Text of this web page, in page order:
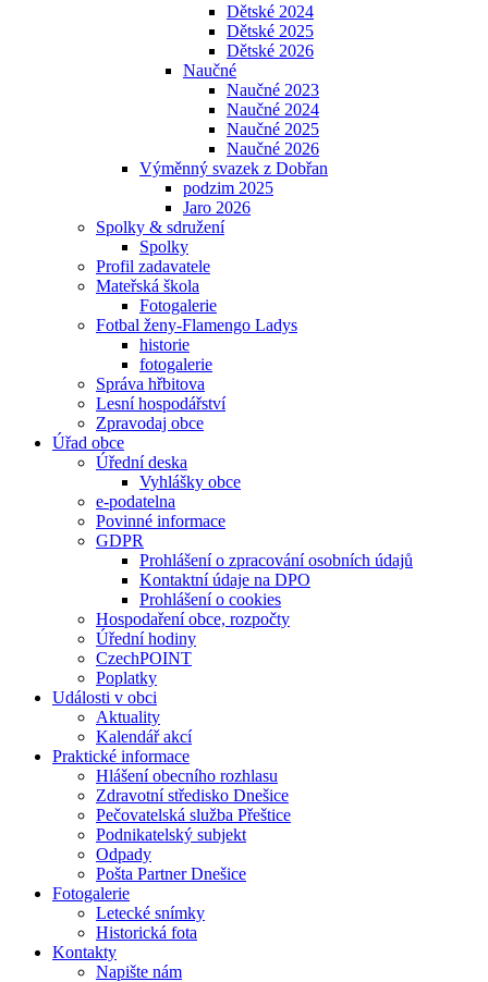
Dětské 2024
Dětské 2025
Dětské 2026
Naučné
Naučné 2023
Naučné 2024
Naučné 2025
Naučné 2026
Výměnný svazek z Dobřan
podzim 2025
Jaro 2026
Spolky & sdružení
Spolky
Profil zadavatele
Mateřská škola
Fotogalerie
Fotbal ženy-Flamengo Ladys
historie
fotogalerie
Správa hřbitova
Lesní hospodářství
Zpravodaj obce
Úřad obce
Úřední deska
Vyhlášky obce
e-podatelna
Povinné informace
GDPR
Prohlášení o zpracování osobních údajů
Kontaktní údaje na DPO
Prohlášení o cookies
Hospodaření obce, rozpočty
Úřední hodiny
CzechPOINT
Poplatky
Události v obci
Aktuality
Kalendář akcí
Praktické informace
Hlášení obecního rozhlasu
Zdravotní středisko Dnešice
Pečovatelská služba Přeštice
Podnikatelský subjekt
Odpady
Pošta Partner Dnešice
Fotogalerie
Letecké snímky
Historická fota
Kontakty
Napište nám